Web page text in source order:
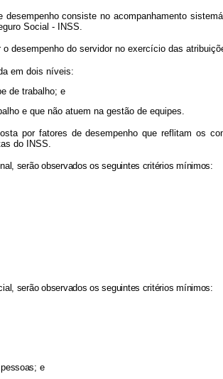
consiste no acompanhamento
Social - INSS.
desempenho do servidor no exercício das
em dois níveis:
de trabalho; e
e que não atuem na gestão de equipes.
por fatores de desempenho que reflitam os
do INSS.
serão observados os seguintes critérios mínimos:
serão observados os seguintes critérios mínimos:
e